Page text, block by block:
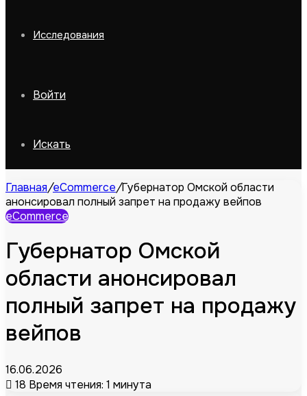
Исследования
Войти
Искать
Главная/eCommerce/Губернатор Омской области
анонсировал полный запрет на продажу вейпов
eCommerce
Губернатор Омской
области анонсировал
полный запрет на продажу
вейпов
16.06.2026
18 Время чтения: 1 минута